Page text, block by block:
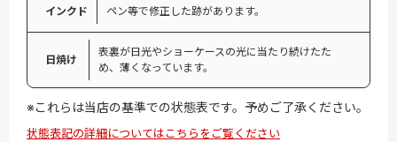
インクド ペン等で修正した跡があります。
日焼け
表裏が日光やショーケースの光に当たり続けたた
め、薄くなっています。
※これらは当店の基準での状態表です。予めご了承ください。
状態表記の詳細についてはこちらをご覧ください